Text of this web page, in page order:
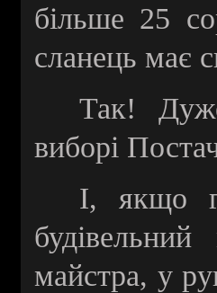
більше 25
сланець має
Так!
виборі
І, якщо
майстра, у